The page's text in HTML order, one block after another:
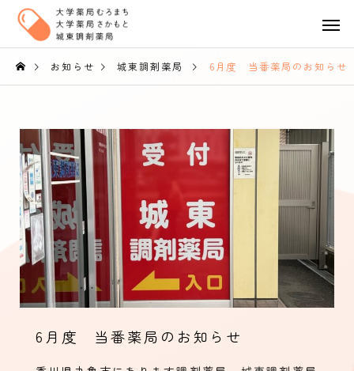
お知らせ 城東調剤薬局 6月度 当番薬局のお知らせ
6月度 当番薬局のお知らせ